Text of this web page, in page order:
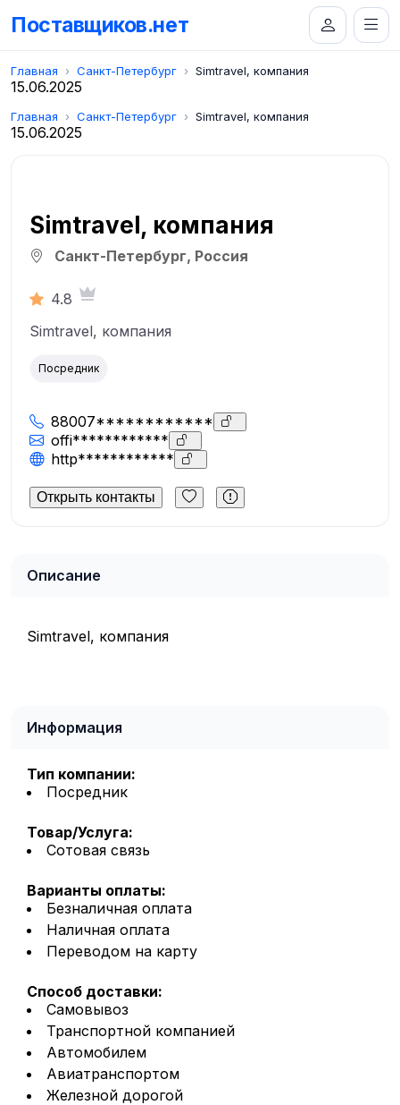
Поставщиков.нет
Главная Санкт-Петербург Simtravel, компания
15.06.2025
Главная Санкт-Петербург Simtravel, компания
15.06.2025
Simtravel, компания
Санкт-Петербург, Россия
4.8
Simtravel, компания
Посредник
88007************
offi************
http************
Открыть контакты
Описание
Simtravel, компания
Информация
Тип компании:
Посредник
Товар/Услуга:
Сотовая связь
Варианты оплаты:
Безналичная оплата
Наличная оплата
Переводом на карту
Способ доставки:
Самовывоз
Транспортной компанией
Автомобилем
Авиатранспортом
Железной дорогой